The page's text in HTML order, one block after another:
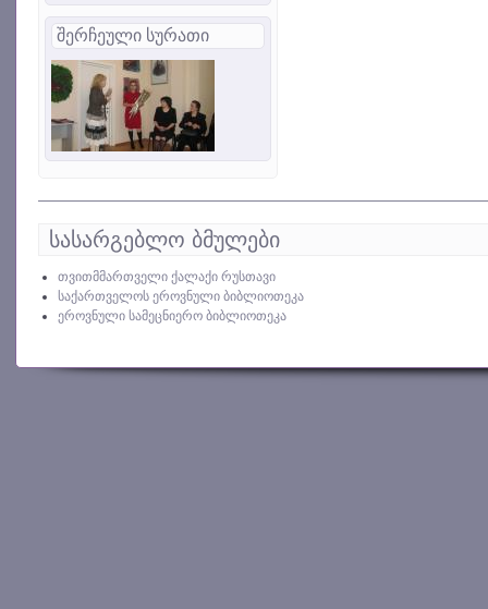
შერჩეული სურათი
სასარგებლო ბმულები
თვითმმართველი ქალაქი რუსთავი
საქართველოს ეროვნული ბიბლიოთეკა
ეროვნული სამეცნიერო ბიბლიოთეკა